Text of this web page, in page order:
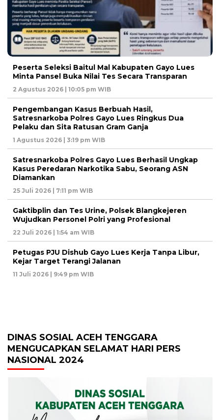
Peserta Seleksi Baitul Mal Kabupaten Gayo Lues
Minta Pansel Buka Nilai Tes Secara Transparan
2 Agustus 2026 | 10:05 pm WIB
Pengembangan Kasus Berbuah Hasil,
Satresnarkoba Polres Gayo Lues Ringkus Dua
Pelaku dan Sita Ratusan Gram Ganja
1 Agustus 2026 | 3:19 pm WIB
Satresnarkoba Polres Gayo Lues Berhasil Ungkap
Kasus Peredaran Narkotika Sabu, Seorang ASN
Diamankan
25 Juli 2026 | 7:11 pm WIB
Gaktibplin dan Tes Urine, Polsek Blangkejeren
Wujudkan Personel Polri yang Profesional
22 Juli 2026 | 1:54 am WIB
Petugas PJU Dishub Gayo Lues Kerja Tanpa Libur,
Kejar Target Terangi Jalanan
11 Juli 2026 | 9:49 pm WIB
DINAS SOSIAL ACEH TENGGARA
MENGUCAPKAN SELAMAT HARI PERS
NASIONAL 2024